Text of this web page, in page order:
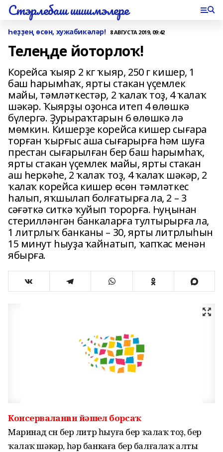
Стэрлебаш шишмэлере
Һеҙҙең өсөн, хужабикәләр! 8 АВГУСТА 2019, 09:42
Телеңде йоторлоҡ!
Корейса ҡыяр 2 кг ҡыяр, 250 г кишер, 1
баш һарымһаҡ, ярты стакан үҫемлек
майы, тәмләткестәр, 2 ҡалаҡ тоҙ, 4 ҡалаҡ
шәкәр. Ҡыярҙы оҙонса итеп 4 өлөшкә
бүлергә. Ҙурыраҡтарын 6 өлөшкә лә
мөмкин. Кишерҙе корейса кишер сығара
торған ҡырғыс аша сы­ғарырға һәм шуға
престан сыға­рылған бер баш һарымһаҡ,
ярты стакан үҫемлек майы, ярты стакан
аш һеркәһе, 2 ҡалаҡ тоҙ, 4 ҡалаҡ шәкәр, 2
ҡалаҡ корейса кишер өсөн тәм­ләткес
һалып, яҡшылап бол­ғатырға ла, 2 – 3
сәғәткә ситкә ҡуйып торорға. Һуңынан
стерилләнгән банка­ларға тултырырға ла,
1 литрлыҡ банканы – 30, ярты литрлыһын
15 минут һыуҙа ҡайнатып, ҡапҡас менән
ябырға.
Консерваланған йәшел борсаҡ
Маринад өсөн бер литр һыуға бер ҡалаҡ тоҙ, бер
ҡалаҡ шәкәр, һәр банкаға бер балғалаҡ алты